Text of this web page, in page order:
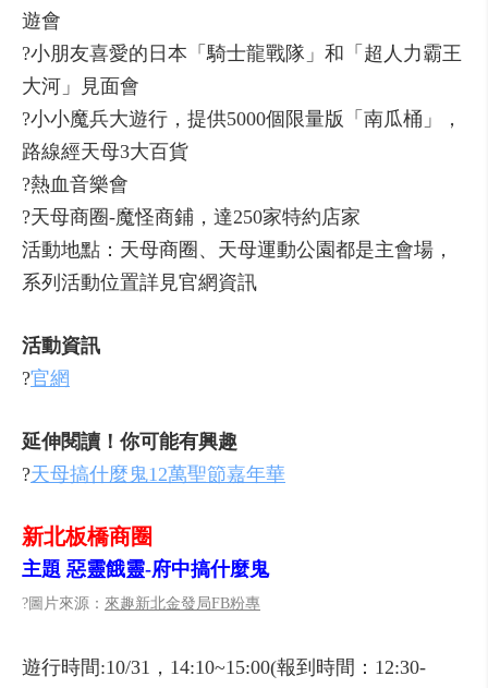
遊會
?小朋友喜愛的日本「騎士龍戰隊」和「超人力霸王
大河」見面會
?小小魔兵大遊行，提供5000個限量版「南瓜桶」，
路線經天母3大百貨
?熱血音樂會
?天母商圈-魔怪商鋪，達250家特約店家
活動地點：天母商圈、天母運動公園都是主會場，
系列活動位置詳見官網資訊
活動資訊
?官網
延伸閱讀！你可能有興趣
?天母搞什麼鬼12萬聖節嘉年華
新北板橋商圈
主題 惡靈餓靈-府中搞什麼鬼
?圖片來源： 來趣新北金發局FB粉專
遊行時間:10/31，14:10~15:00(報到時間：12:30-